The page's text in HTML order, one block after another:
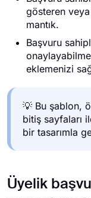
gösteren
mantık.
Başvuru
eklemenizi
💡 Bu şablon,
bitiş sayfaları
bir tasarımla
Üyelik